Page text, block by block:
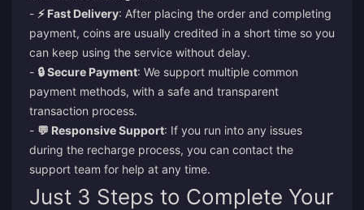
- ⚡ Fast Delivery: After placing the order and completing
payment, coins are usually credited in a short time so you
can keep using the service without delay.
- 🔒 Secure Payment: We support multiple common
payment methods, with a safe and transparent
transaction process.
- 💬 Responsive Support: If you run into any issues
during the recharge process, you can contact the
support team for help at any time.
Just 3 Steps to Complete Your